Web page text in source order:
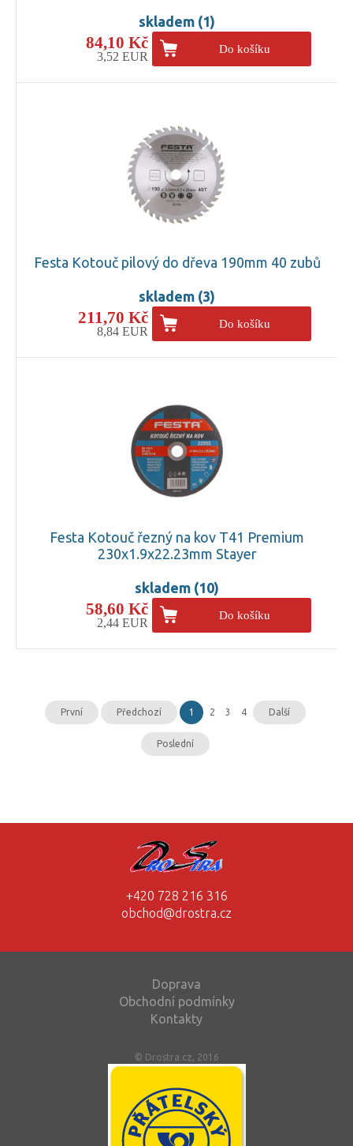
skladem (1)
84,10 Kč
3,52 EUR
Do košíku
Festa Kotouč pilový do dřeva 190mm 40 zubů
skladem (3)
211,70 Kč
8,84 EUR
Do košíku
Festa Kotouč řezný na kov T41 Premium
230x1.9x22.23mm Stayer
skladem (10)
58,60 Kč
2,44 EUR
Do košíku
První Předchozí 1 2 3 4 Další
Poslední
+420 728 216 316
obchod@drostra.cz
Doprava
Obchodní podmínky
Kontakty
© Drostra.cz, 2016